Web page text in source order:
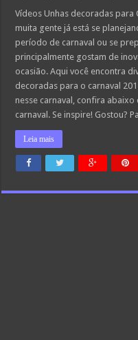
Vídeos Unhas decoradas para
muita gente já está se
período de carnaval ou se
principalmente gostam de
ocasião. Aqui você encontra
decoradas para o carnaval
nesse carnaval, confira
carnaval. Se inspire! Gostou?
Leia mais